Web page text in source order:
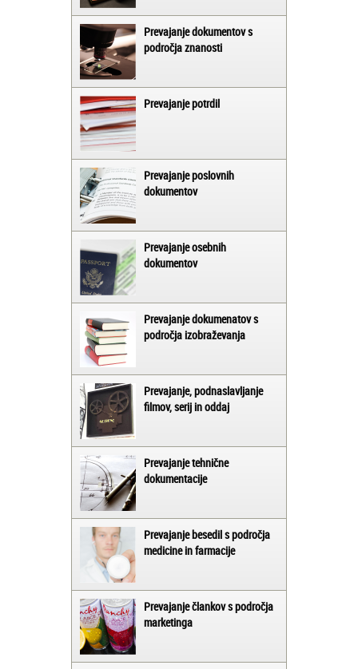
Prevajanje dokumentov s
področja znanosti
Prevajanje potrdil
Prevajanje poslovnih
dokumentov
Prevajanje osebnih
dokumentov
Prevajanje dokumenatov s
področja izobraževanja
Prevajanje, podnaslavljanje
filmov, serij in oddaj
Prevajanje tehnične
dokumentacije
Prevajanje besedil s področja
medicine in farmacije
Prevajanje člankov s področja
marketinga